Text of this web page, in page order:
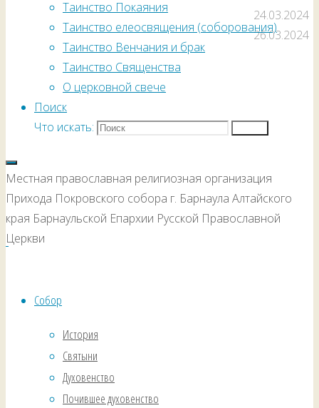
Таинство Покаяния
Таинство елеосвящения (соборования)
Таинство Венчания и брак
Таинство Священства
О церковной свече
Поиск
Что искать:
Местная православная религиозная организация
Прихода Покровского собора г. Барнаула Алтайского
края Барнаульской Епархии Русской Православной
Церкви
Собор
История
Святыни
Духовенство
Почившее духовенство
24.03.2024
26.03.2024